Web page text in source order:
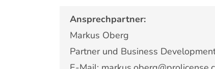
Ansprechpartner:
Markus Oberg
Partner und Business